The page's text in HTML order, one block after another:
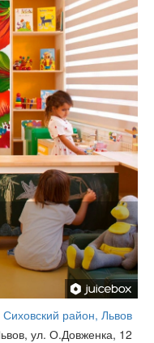
Сиховский район, Львов
ул. О.Довженка, 12